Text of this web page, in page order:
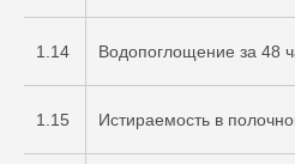
1.14 Водопоглощение за 48
1.15 Истираемость в